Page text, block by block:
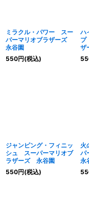
ミラクル・パワー スー
パーマリオブラザーズ
永谷園
550円(税込)
ハ
プ
ザ
ジャンピング・フィニッ
シュ スーパーマリオブ
ラザーズ 永谷園
550円(税込)
火
パ
永